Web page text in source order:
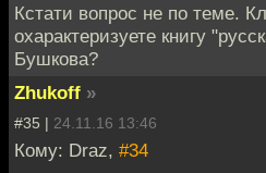
Кстати вопрос не по теме.
охарактеризуете книгу
Бушкова?
Zhukoff »
#35 | 24.11.16 13:46
Кому: Draz, #34